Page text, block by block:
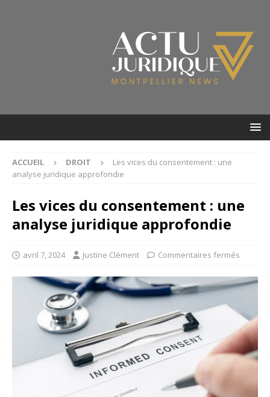
ACCUEIL DROIT
Les vices du consentement : une
analyse juridique approfondie
Les vices du consentement : une
analyse juridique approfondie
avril 7, 2024 Justine Clément Commentaires fermés